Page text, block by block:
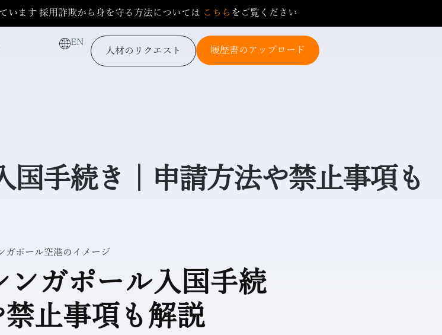
います 採用詐欺から身を守る方法については こちら をご覧ください
EN
人材のリクエスト 履歴書のアップロード
国手続き｜申請方法や禁止事項も
ンガポール入国手続
止事項も解説